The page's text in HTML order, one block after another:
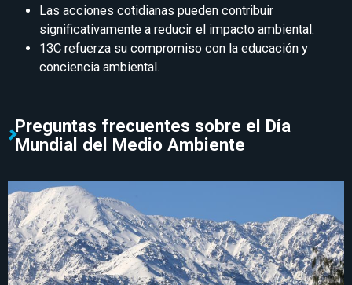
Las acciones cotidianas pueden contribuir
significativamente a reducir el impacto ambiental.
13C refuerza su compromiso con la educación y
conciencia ambiental.
Preguntas frecuentes sobre el Día
Mundial del Medio Ambiente